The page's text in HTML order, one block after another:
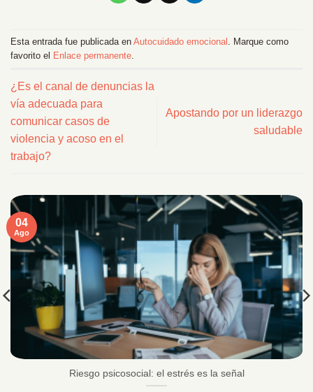
Esta entrada fue publicada en Autocuidado emocional . Marque como
favorito el Enlace permanente
¿Es el canal de denuncias la
vía adecuada para
comunicar casos de
violencia y acoso en el
trabajo?
Apostando por un liderazgo
saludable
Riesgo psicosocial: el estrés es la señal
04
Ago